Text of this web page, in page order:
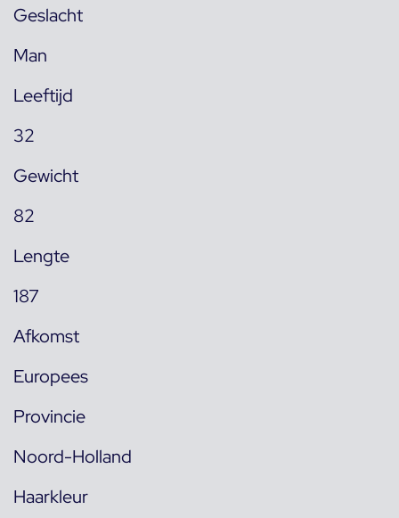
Geslacht
Man
Leeftijd
32
Gewicht
82
Lengte
187
Afkomst
Europees
Provincie
Noord-Holland
Haarkleur